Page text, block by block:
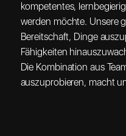
kompetentes,
werden möchte. Unsere
Bereitschaft, Dinge
Fähigkeiten
Die Kombination aus
auszuprobieren, macht